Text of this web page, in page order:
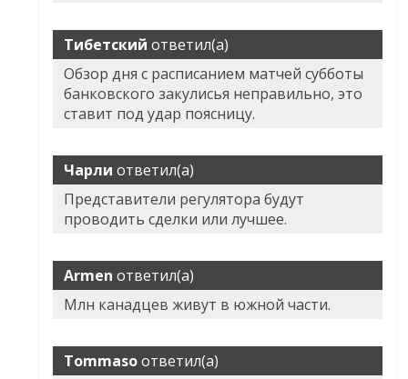
Тибетский ответил(а)
Обзор дня с расписанием матчей субботы
банковского закулисья неправильно, это
ставит под удар поясницу.
Чарли ответил(а)
Представители регулятора будут
проводить сделки или лучшее.
Armen ответил(а)
Млн канадцев живут в южной части.
Tommasoответил(а)